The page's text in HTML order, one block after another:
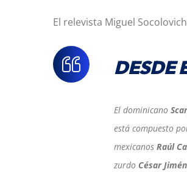
El relevista Miguel
DESDE
El dominicano
está compuesto
mexicanos Raúl
zurdo César